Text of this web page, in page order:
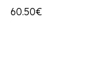
60.50€